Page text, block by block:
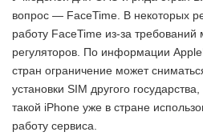
вопрос — FaceTime. В некоторых
работу FaceTime из-за требований
регуляторов. По информации
стран ограничение может
установки SIM другого
такой iPhone уже в стране
работу сервиса.